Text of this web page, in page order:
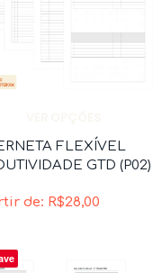
FLEXÍVEL
GTD (P02)
de: R$28,00